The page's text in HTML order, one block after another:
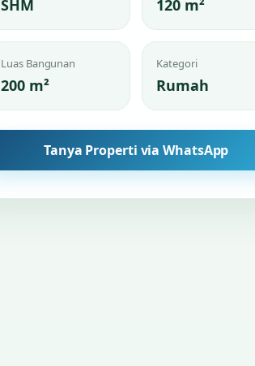
SHM 120 m²
Luas Bangunan
200 m²
Kategori
Rumah
Tanya Properti via WhatsApp